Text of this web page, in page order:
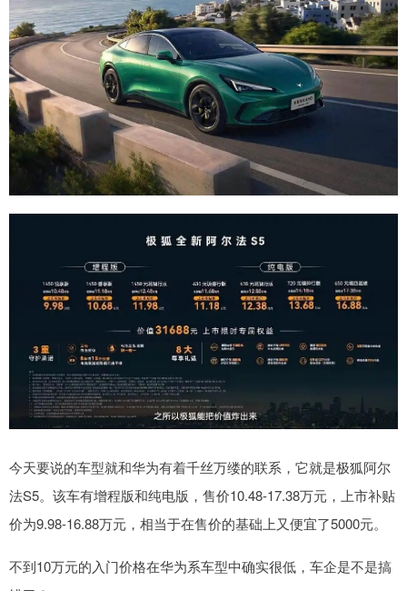
今天要说的车型就和华为有着千丝万缕的联系，它就是极狐阿尔
法S5。该车有增程版和纯电版，售价10.48-17.38万元，上市补贴
价为9.98-16.88万元，相当于在售价的基础上又便宜了5000元。
不到10万元的入门价格在华为系车型中确实很低，车企是不是搞